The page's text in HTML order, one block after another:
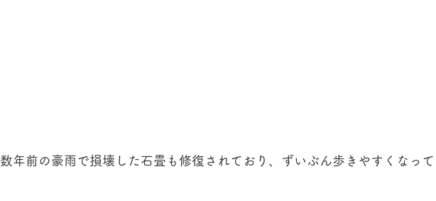
数年前の豪雨で損壊した石畳も修復されており、ずいぶん歩きやすくなっ